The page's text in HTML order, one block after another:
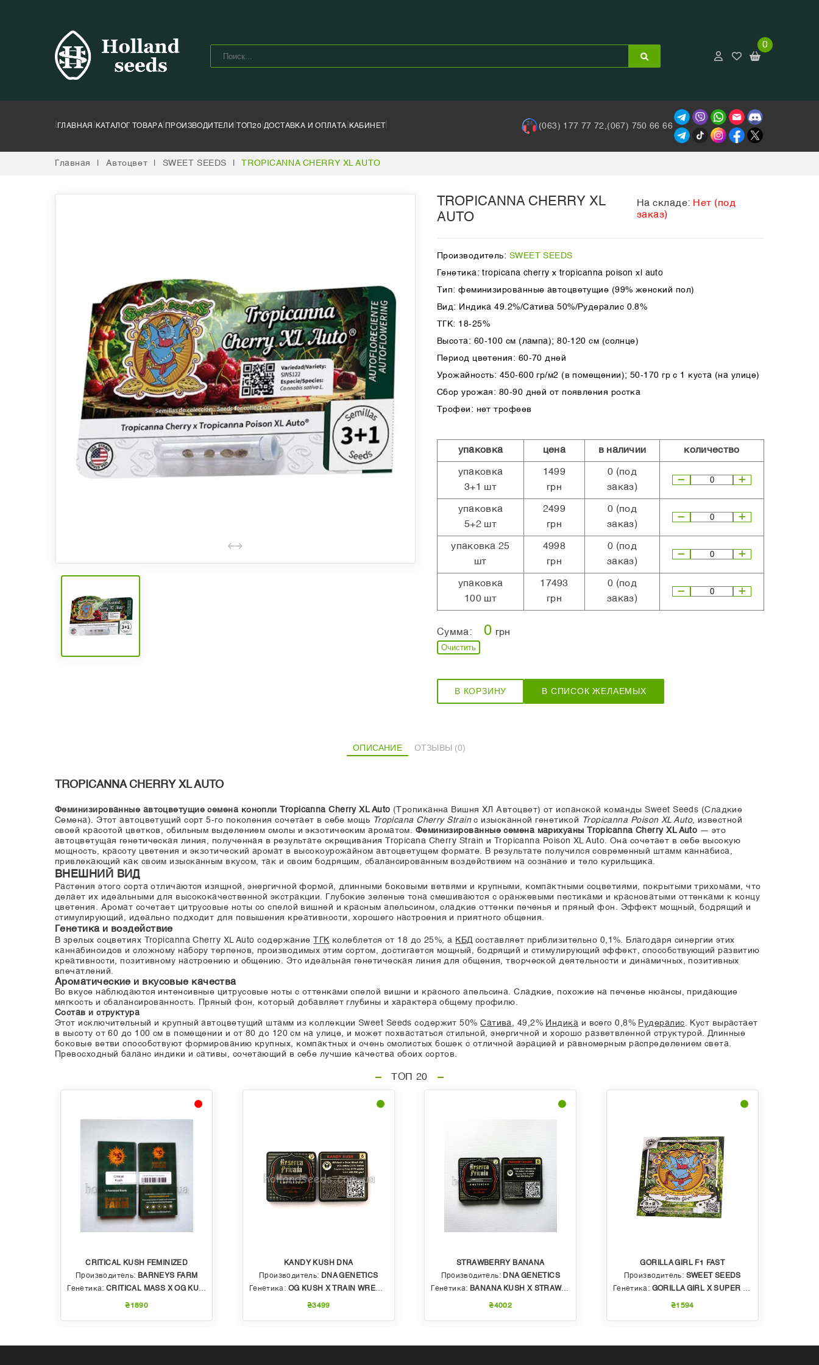
0
ГЛАВНАЯ КАТАЛОГ ТОВАРА ПРОИЗВОДИТЕЛИ | ТОП20 |ДОСТАВКА И ОПЛАТА КАБИНЕТ | (063) 177 77 72, (067) 750 66 66
Главная Автоцвет SWEET SEEDS TROPICANNA CHERRY XL AUTO
TROPICANNA CHERRY XL
AUTO
На складе: Нет (под
заказ)
Производитель: SWEET SEEDS
Генетика: tropicana cherry x tropicanna poison xl auto
Тип: феминизированные автоцветущие (99% женский пол)
Вид: Индика 49.2%/Сатива 50%/Рудералис 0.8%
ТГК: 18-25%
Высота: 60-100 см (лампа); 80-120 см (солнце)
Период цветения: 60-70 дней
Урожайность: 450-600 гр/м2 (в помещении); 50-170 гр с 1 куста (на улице)
Сбор урожая: 80-90 дней от появления ростка
Трофеи: нет трофеев
упаковка цена в наличии количество
упаковка
3+1 шт
1499
грн
0 (под
заказ)
упаковка
5+2 шт
2499
грн
0 (под
заказ)
упаковка 25
шт
4998
грн
0 (под
заказ)
упаковка
100 шт
17493
грн
0 (под
заказ)
Сумма: 0 грн
Очистить
В КОРЗИНУ В СПИСОК ЖЕЛАЕМЫХ
ОПИСАНИЕ ОТЗЫВЫ (0)
TROPICANNA CHERRY XL AUTO
Феминизированные автоцветущие семена конопли Tropicanna Cherry XL Auto (Тропиканна Вишня ХЛ Автоцвет) от испанской команды Sweet Seeds (Сладкие
Семена). Этот автоцветущий сорт 5-го поколения сочетает в себе мощь Tropicana Cherry Strainс изысканной генетикой Tropicanna Poison XL Auto, известной
своей красотой цветков, обильным выделением смолы и экзотическим ароматом. Феминизированные семена марихуаны Tropicanna Cherry XL Auto — это
автоцветущая генетическая линия, полученная в результате скрещивания Tropicana Cherry Strain и Tropicanna Poison XL Auto. Она сочетает в себе высокую
мощность, красоту цветения и экзотический аромат в высокоурожайном автоцветущем формате. В результате получился современный штамм каннабиса,
привлекающий как своим изысканным вкусом, так и своим бодрящим, сбалансированным воздействием на сознание и тело курильщика.
ВНЕШНИЙ ВИД
Растения этого сорта отличаются изящной, энергичной формой, длинными боковыми ветвями и крупными, компактными соцветиями, покрытыми трихомами, что
делает их идеальными для высококачественной экстракции. Глубокие зеленые тона смешиваются с оранжевыми пестиками и красноватыми оттенками к концу
цветения. Аромат сочетает цитрусовые ноты со спелой вишней и красным апельсином, сладкие оттенки печенья и пряный фон. Эффект мощный, бодрящий и
стимулирующий, идеально подходит для повышения креативности, хорошего настроения и приятного общения.
Генетика и воздействие
В зрелых соцветиях Tropicanna Cherry XL Auto содержаниеТГК колеблется от 18 до 25%, а КБДсоставляет приблизительно 0,1%. Благодаря синергии этих
каннабиноидов и сложному набору терпенов, производимых этим сортом, достигается мощный, бодрящий и стимулирующий эффект, способствующий развитию
креативности, позитивному настроению и общению. Это идеальная генетическая линия для общения, творческой деятельности и динамичных, позитивных
впечатлений.
Ароматические и вкусовые качества
Во вкусе наблюдаются интенсивные цитрусовые ноты с оттенками спелой вишни и красного апельсина. Сладкие, похожие на печенье нюансы, придающие
мягкость и сбалансированность. Пряный фон, который добавляет глубины и характера общему профилю.
Состав и структура
Этот исключительный и крупный автоцветущий штамм из коллекции Sweet Seeds содержит 50%Сатива, 49,2% Индика и всего 0,8% Рудералис. Куст вырастает
в высоту от 60 до 100 см в помещении и от 80 до 120 см на улице, и может похвастаться стильной, энергичной и хорошо разветвленной структурой. Длинные
боковые ветви способствуют формированию крупных, компактных и очень смолистых бошек с отличной аэрацией и равномерным распределением света.
Превосходный баланс индики и сативы, сочетающий в себе лучшие качества обоих сортов.
ТОП 20
CRITICAL KUSH FEMINIZED
Производитель: BARNEYS FARM
Генетика:CRITICAL MASS X OG KUSH
₴1890
KANDY KUSH DNA
Производитель: DNA GENETICS
Генетика: OG KUSH X TRAIN WRECK (T4)
₴3499
STRAWBERRY BANANA
Производитель: DNA GENETICS
Генетика: BANANA KUSH X STRAWBERRY PHENO OF BUBBLE GUM
₴4002
GORILLA GIRL F1 FAST
Производитель: SWEET SEEDS
Генетика: GORILLA GIRL X SUPER STRONG X SWEET GELATO AUTO
₴1594